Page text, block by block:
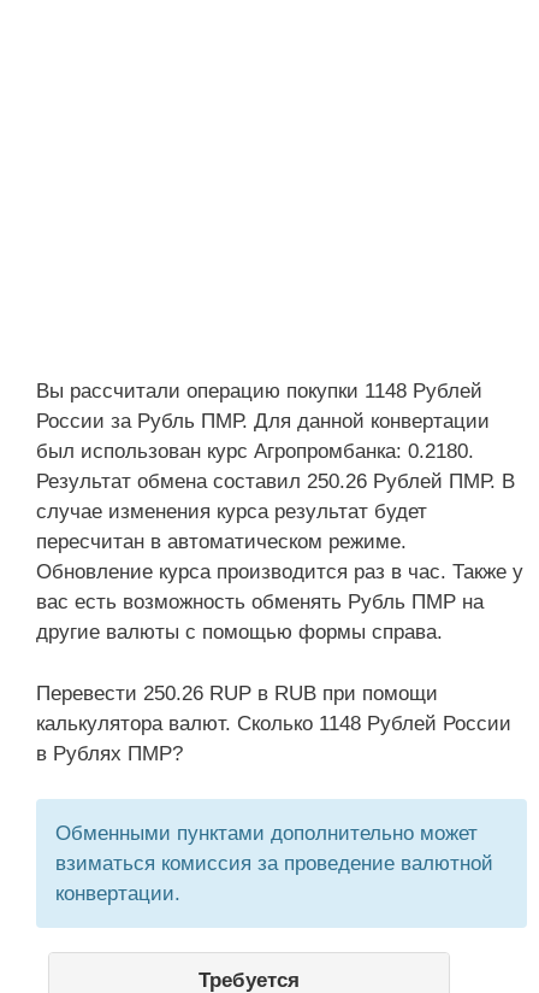
Вы рассчитали операцию покупки 1148 Рублей
России за Рубль ПМР. Для данной конвертации
был использован курс Агропромбанка: 0.2180.
Результат обмена составил 250.26 Рублей ПМР. В
случае изменения курса результат будет
пересчитан в автоматическом режиме.
Обновление курса производится раз в час. Также у
вас есть возможность обменять Рубль ПМР на
другие валюты с помощью формы справа.
Перевести 250.26 RUP в RUB при помощи
калькулятора валют. Сколько 1148 Рублей России
в Рублях ПМР?
Обменными пунктами дополнительно может
взиматься комиссия за проведение валютной
конвертации.
Требуется